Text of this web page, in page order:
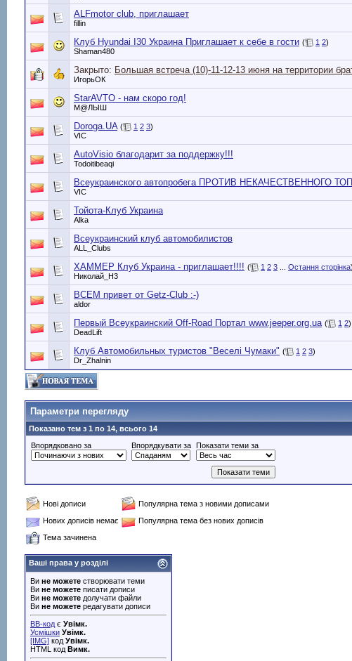
ALFmotor club, приглашает
fillin
Клуб Hyundai I30 Украина Приглашает к себе в гости ( 1 2)
Shaman480
Закрыто: Большая встреча (10)-11-12-13 июня на территории
ИгорьОК
StarAVTO - нам скоро год!
М@ЛЫШ
Doroga.UA ( 1 2 3)
VIC
AutoVisio благодарит за поддержку!!!
Todoitibeaqi
Всеукраинского автопробега ПРОТИВ НЕКАЧЕСТВЕННОГО
VIC
Тойота-Клуб Украина
Alka
Всеукраинский клуб автомобилистов
ALL_Clubs
ХАММЕР Клуб Украина - приглашает!!!! ( 1 2 3 Остання сторінка)
Николай_Н3
ВСЕМ привет от Getz-Club :-)
aldor
Первый Всеукраинский Off-Road Портал www.jeeper.org.ua ( 1 2)
DeadLift
Клуб Автомобильных туристов "Веселi Чумаки" ( 1 2 3)
Dr_Zhalnin
Параметри перегляду
Показано тем з 1 по 14, всього 14
Впорядковано за
Впорядкувати за Показати теми за
Нові дописи
Популярна тема з новими дописами
Нових дописів немає
Популярна тема без нових дописів
Тема зачинена
Ваші права у розділі
Ви не можете створювати теми
Ви не можете писати дописи
Ви не можете долучати файли
Ви не можете редагувати дописи
BB-код є Увімк.
Усмішки Увімк.
[IMG] код Увімк.
HTML код Вимк.